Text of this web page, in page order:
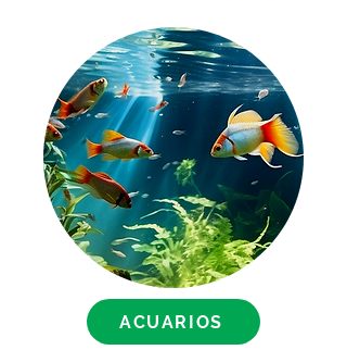
y muy efectivo para hidratar,
nutrir el pelo y hacerlo crecer,
dotándole de brillo y suavidad.
Después del baño tu perro
tendrá:
- Sin parabenos
- Más del 90% de ingredientes
naturales
- Proporciona hidratación,
nutrición y brillo
- Muy efectivo para hacerlo
crecer
ACUARIOS